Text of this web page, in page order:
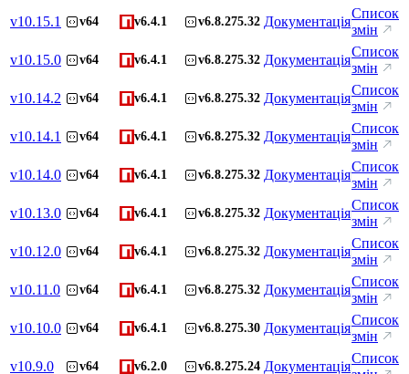
v10.15.1 v64 v6.4.1 v6.8.275.32 Документація
Список
змін
v10.15.0 v64 v6.4.1 v6.8.275.32 Документація
Список
змін
v10.14.2 v64 v6.4.1 v6.8.275.32 Документація
Список
змін
v10.14.1 v64 v6.4.1 v6.8.275.32 Документація
Список
змін
v10.14.0 v64 v6.4.1 v6.8.275.32 Документація
Список
змін
v10.13.0 v64 v6.4.1 v6.8.275.32 Документація
Список
змін
v10.12.0 v64 v6.4.1 v6.8.275.32 Документація
Список
змін
v10.11.0 v64 v6.4.1 v6.8.275.32 Документація
Список
змін
v10.10.0 v64 v6.4.1 v6.8.275.30 Документація
Список
змін
v10.9.0 v64 v6.2.0 v6.8.275.24 Документація
Список